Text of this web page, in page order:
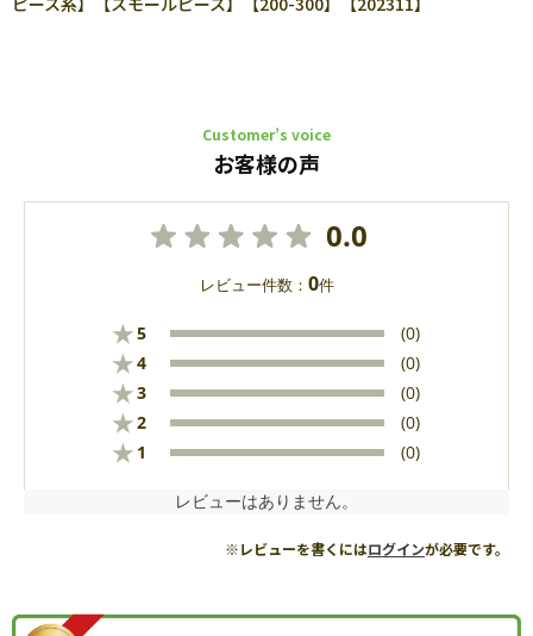
Customer’s voice
お客様の声
0.0
レビュー件数： 0件
★5 (0)
★4 (0)
★3 (0)
★2 (0)
★ 1 (0)
レビューはありません。
※レビューを書くにはログインが必要です。